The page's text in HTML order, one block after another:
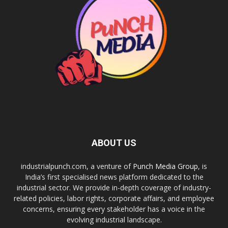
ABOUT US
industrialpunch.com, a venture of Punch Media Group, is
India’s first specialised news platform dedicated to the
industrial sector. We provide in-depth coverage of industry-
related policies, labor rights, corporate affairs, and employee
concerns, ensuring every stakeholder has a voice in the
evolving industrial landscape.